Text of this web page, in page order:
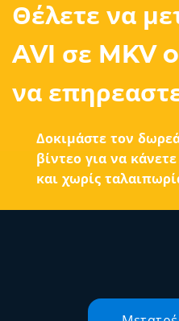
Θέλετε να
AVI σε MKV
να
Δοκιμάστε τον
βίντεο για να
και χωρίς